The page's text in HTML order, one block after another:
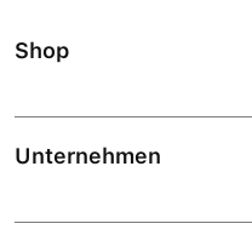
Shop
Unternehmen